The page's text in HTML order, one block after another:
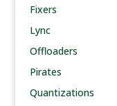
Fixers
Lync
Offloaders
Pirates
Quantizations